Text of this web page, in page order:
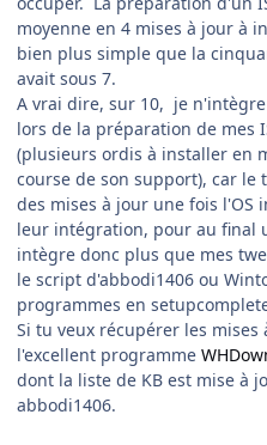
moyenne en 4 mises à jour à
bien plus simple que la
avait sous 7.
A vrai dire, sur 10, je
lors de la préparation de mes
(plusieurs ordis à installer en
course de son support), car
des mises à jour une fois
leur intégration, pour au final
intègre donc plus que mes
le script d'abbodi1406 ou
programmes en
Si tu veux récupérer les
l'excellent programme
dont la liste de KB est mise à
abbodi1406.